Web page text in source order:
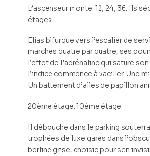
L’ascenseur monte. 12, 24, 36. Ils
étages.
Elias bifurque vers l’escalier de
marches quatre par quatre, ses
l’effet de l’adrénaline qui sature son
l’indice commence à vaciller. Une
Un battement d’ailes de papillon
20ème étage. 10ème étage.
Il débouche dans le parking
trophées de luxe garés dans
berline grise, choisie pour son